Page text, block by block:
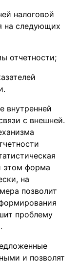
налоговой
на следующих
отчетности;
внутренней
с внешней.
этом форма
на
позволит
проблему
и позволят